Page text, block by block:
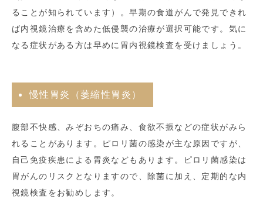
ることが知られています）。早期の食道がんで発見できれ
ば内視鏡治療を含めた低侵襲の治療が選択可能です。気に
なる症状がある方は早めに胃内視鏡検査を受けましょう。
慢性胃炎（萎縮性胃炎）
腹部不快感、みぞおちの痛み、食欲不振などの症状がみら
れることがあります。ピロリ菌の感染が主な原因ですが、
自己免疫疾患による胃炎などもあります。ピロリ菌感染は
胃がんのリスクとなりますので、除菌に加え、定期的な内
視鏡検査をお勧めします。